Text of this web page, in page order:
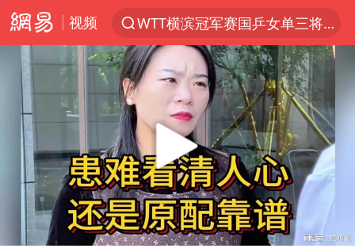
视频
WTT横滨冠军赛国乒女单三将晋级四强
光影经济撬动暑期消费新蓝海
陈思诚零点晒照为佟丽娅庆生
郑丽文：台湾从来没有“独立”过
商场现钱学森巨幅海报 负责人回应
几元成本的AI广告导致千万市值蒸发
情侣在平潭拍日出时坠崖致一死一伤
老挝国会主席赛宋蓬逝世
Play
00:00 06:56